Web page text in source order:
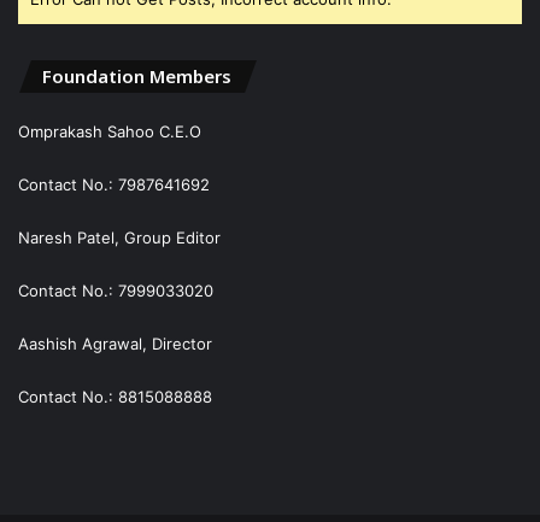
Foundation Members
Omprakash Sahoo C.E.O
Contact No.: 7987641692
Naresh Patel, Group Editor
Contact No.: 7999033020
Aashish Agrawal, Director
Contact No.: 8815088888